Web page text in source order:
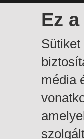
Ez
Sütiket
média